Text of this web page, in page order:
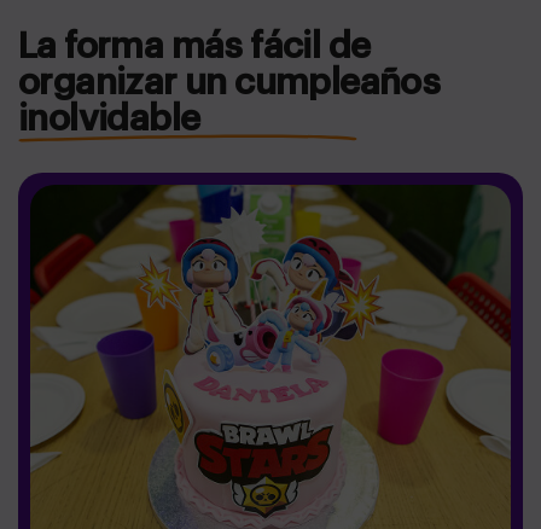
La forma más fácil de
organizar un cumpleaños
inolvidable